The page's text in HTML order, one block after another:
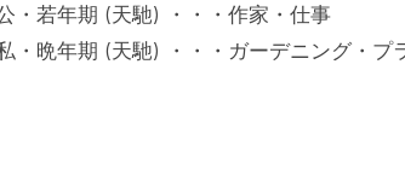
・若年期 (天馳) ・・・作家・仕事
・晩年期 (天馳) ・・・ガーデニング・プ